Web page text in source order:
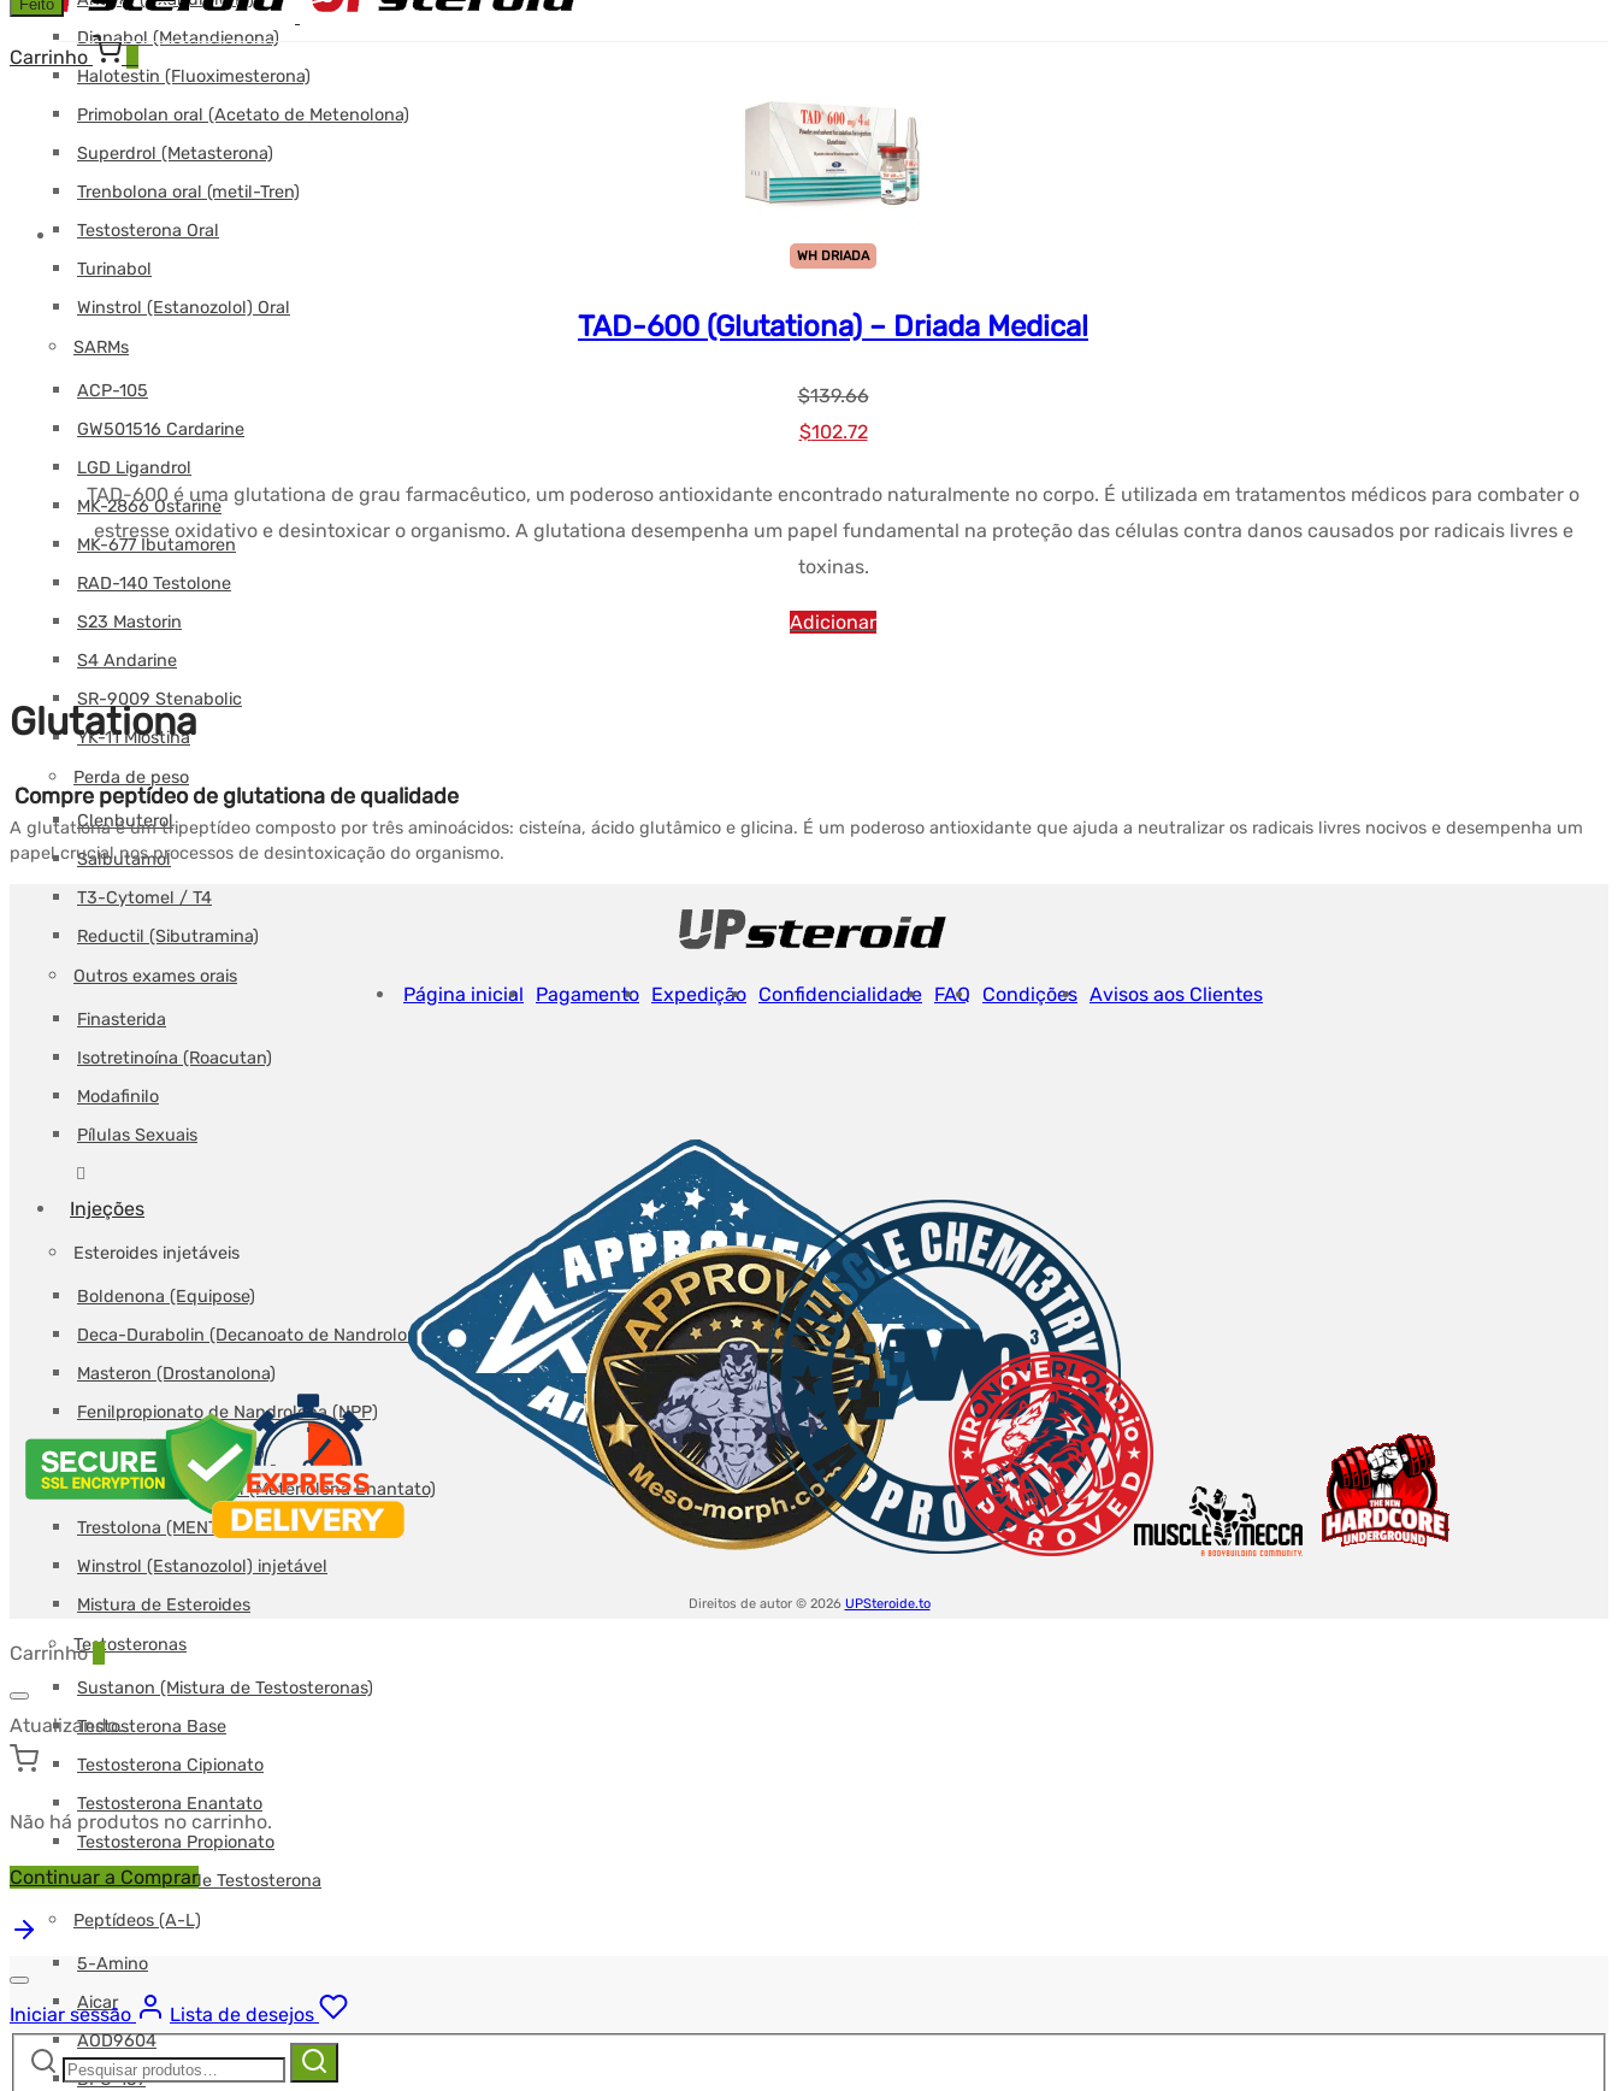
Dianabol (Metandienona)
Halotestin (Fluoximesterona)
Primobolan oral (Acetato de Metenolona)
Superdrol (Metasterona)
Trenbolona oral (metil-Tren)
Testosterona Oral
Turinabol
Winstrol (Estanozolol) Oral
SARMs
ACP-105
GW501516 Cardarine
LGD Ligandrol
MK-2866 Ostarine
MK-677 Ibutamoren
RAD-140 Testolone
S23 Mastorin
S4 Andarine
SR-9009 Stenabolic
YK-11 Miostina
Perda de peso
Clenbuterol
Salbutamol
T3-Cytomel / T4
Reductil (Sibutramina)
Outros exames orais
Finasterida
Isotretinoína (Roacutan)
Modafinilo
Pílulas Sexuais
Injeções
Esteroides injetáveis
Boldenona (Equipose)
Deca-Durabolin (Decanoato de Nandrolona)
Masteron (Drostanolona)
Fenilpropionato de Nandrolona (NPP)
Parabolan (Trenbolona)
Primobolan Injetável (Metenolona Enantato)
Trestolona (MENT)
Winstrol (Estanozolol) injetável
Mistura de Esteroides
Testosteronas
Sustanon (Mistura de Testosteronas)
Testosterona Base
Testosterona Cipionato
Testosterona Enantato
Testosterona Propionato
Undecanoato de Testosterona
Peptídeos (A-L)
5-Amino
Aicar
AOD9604
BPC-157
Carrinho
Glutationa
Compre peptídeo de glutationa de qualidade
A glutationa é um tripeptídeo composto por três aminoácidos: cisteína, ácido glutâmico e glicina. É um poderoso antioxidante que ajuda a neutralizar os radicais livres nocivos e desempenha um
papel crucial nos processos de desintoxicação do organismo.
Feito
WH DRIADA
TAD-600 (Glutationa) – Driada Medical
$139.66
Preço
era:
$139.66.
$102.72Preço
$102.72.
TAD-600 é uma glutationa de grau farmacêutico, um poderoso antioxidante encontrado naturalmente no corpo. É utilizada em tratamentos médicos para combater o
estresse oxidativo e desintoxicar o organismo. A glutationa desempenha um papel fundamental na proteção das células contra danos causados por radicais livres e
toxinas.
Adicionar
Página inicial Pagamento Expedição Confidencialidade FAQ Condições Avisos aos Clientes
Direitos de autor © 2026 UPSteroide.to
Carrinho
Atualizando…
Não há produtos no carrinho.
Continuar a Comprar
Iniciar sessão
Lista de desejos
Pesquisar
Pesquisa